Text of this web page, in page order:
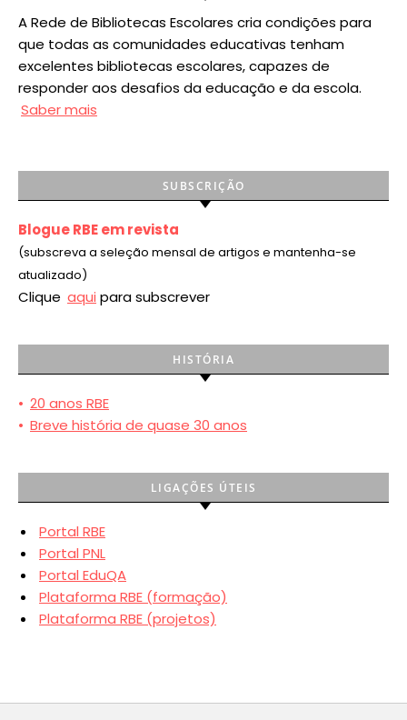
A Rede de Bibliotecas Escolares cria condições para
que todas as comunidades educativas tenham
excelentes bibliotecas escolares, capazes de
responder aos desafios da educação e da escola.
Saber mais
SUBSCRIÇÃO
Blogue RBE em revista
(subscreva a seleção mensal de artigos e mantenha-se
atualizado)
Clique aqui para subscrever
HISTÓRIA
• 20 anos RBE
• Breve história de quase 30 anos
LIGAÇÕES ÚTEIS
Portal RBE
Portal PNL
Portal EduQA
Plataforma RBE (formação)
Plataforma RBE (projetos)